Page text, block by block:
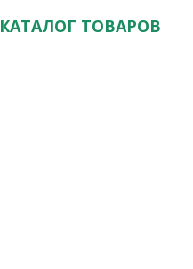
КАТАЛОГ ТОВАРОВ